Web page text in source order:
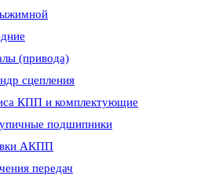
(привода)
сцепления
КПП и комплектующие
подшипники
АКПП
передач